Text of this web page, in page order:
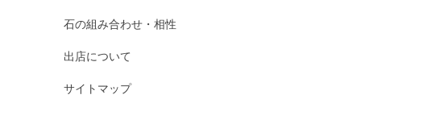
石の組み合わせ・相性
出店について
サイトマップ